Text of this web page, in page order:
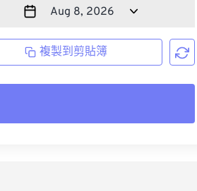
複製到剪貼簿